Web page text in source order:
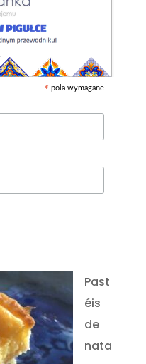
* pola wymagane
Past
éis
de
nata